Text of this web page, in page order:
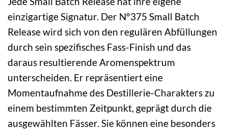
einzigartige Signatur. Der N°375 Small Batch
Release wird sich von den regulären Abfüllungen
durch sein spezifisches Fass-Finish und das
daraus resultierende Aromenspektrum
unterscheiden. Er repräsentiert eine
Momentaufnahme des Destillerie-Charakters zu
einem bestimmten Zeitpunkt, geprägt durch die
ausgewählten Fässer. Sie können eine besonders